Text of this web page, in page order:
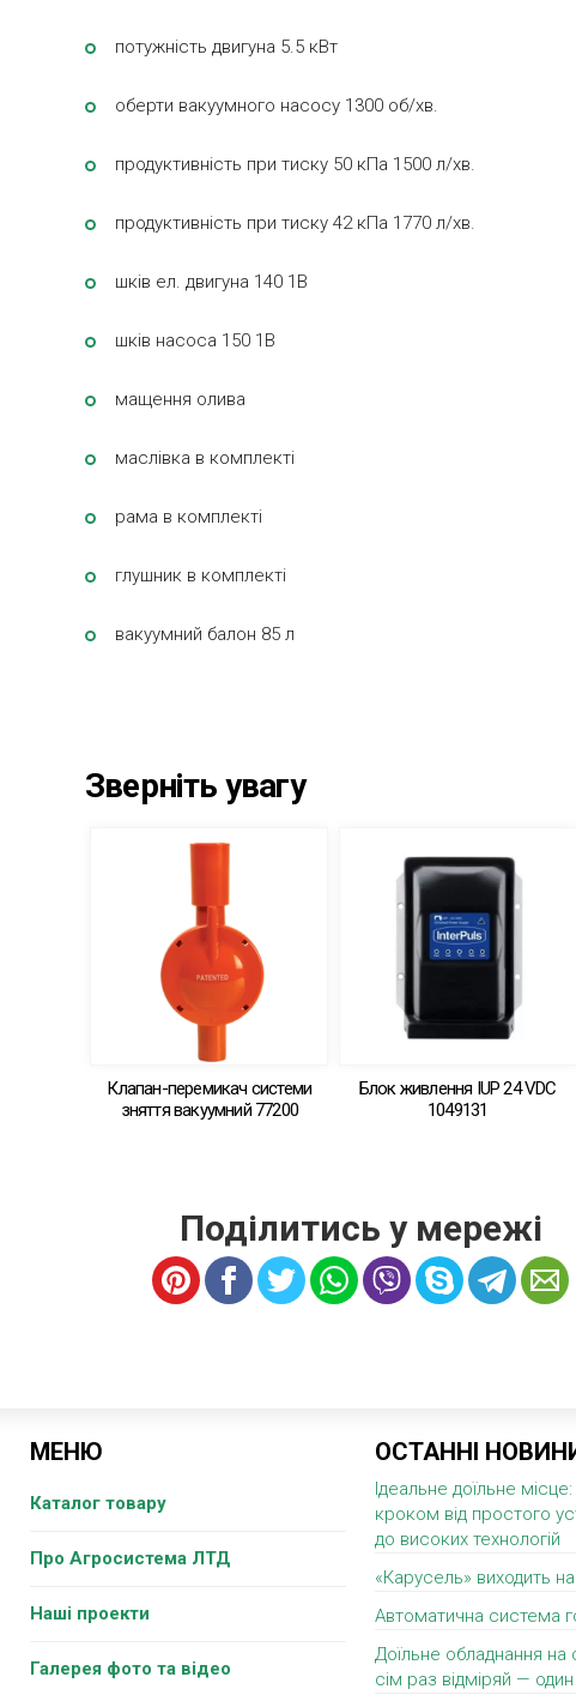
потужність двигуна 5.5 кВт
оберти вакуумного насосу 1300 об/хв.
продуктивність при тиску 50 кПа 1500 л/хв.
продуктивність при тиску 42 кПа 1770 л/хв.
шків ел. двигуна 140 1В
шків насоса 150 1В
мащення олива
маслівка в комплекті
рама в комплекті
глушник в комплекті
вакуумний балон 85 л
Зверніть увагу
Клапан-перемикач системи
зняття вакуумний 77200
Блок живлення IUP 24 VDC
1049131
Поділитись у мережі
МЕНЮ
Каталог товару
Про Агросистема ЛТД
Наші проекти
Галерея фото та відео
ОСТАННІ
Ідеальне доїльне
кроком від простого
до високих технологій
«Карусель» виходить
Автоматична система
Доїльне обладнання на
сім раз відміряй —